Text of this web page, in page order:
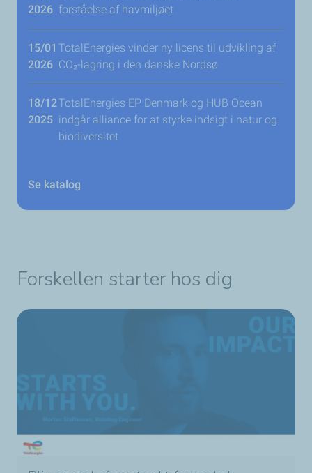
2026 forståelse af havmiljøet
15/01
2026
TotalEnergies vinder ny licens til udvikling af
CO₂-lagring i den danske Nordsø
18/12
2025
TotalEnergies EP Denmark og HUB Ocean
indgår alliance for at styrke indsigt i natur og
biodiversitet
Se katalog
Forskellen starter hos dig